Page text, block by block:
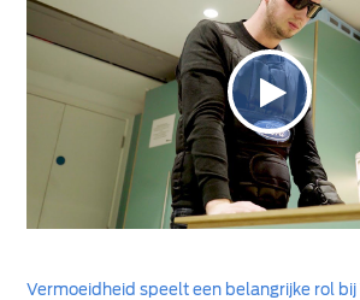
Vermoeidheid speelt een belangrijke rol bij